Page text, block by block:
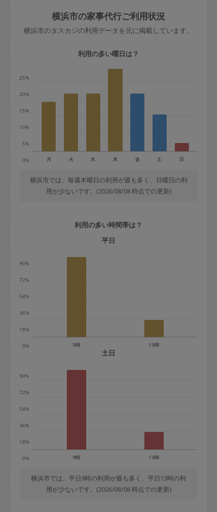
依頼者不在による当日キャンセル＝依頼
金額の100%＋交通費全額
※例：依頼日時／土曜日午前9時開始の場
50%
金曜日9時～土曜日8時まで＝依頼金額の
＋交通費全額
依頼者不在による当日キャンセル＝依頼
金額の100%＋交通費全額
定期契約をキャンセルする場合、毎週定
期は月2回まで隔週定期は月1回までキャ
※キャンセル料金の設定について：
きた場合は損害保険の対象外となるので
ご注意ください。
玉、など
あわせてこちらも参照ください：初めて
はありますか？
横浜市の家事代行ご利用状況
横浜市のタスカジの利用データを元に掲載しています。
利用の多い曜日は？
0%
5%
10%
15%
20%
25%
月 火 水 木 金 土 日
横浜市では、毎週木曜日の利用が最も多く、日曜日の利
用が少ないです。(2026/08/08 時点での更新)
利用の多い時間帯は？
平日
0%
18%
36%
54%
72%
90%
9時 13時
土日
0%
18%
36%
54%
72%
90%
9時 13時
横浜市では、平日9時の利用が最も多く、平日13時の利
用が少ないです。(2026/08/08 時点での更新)